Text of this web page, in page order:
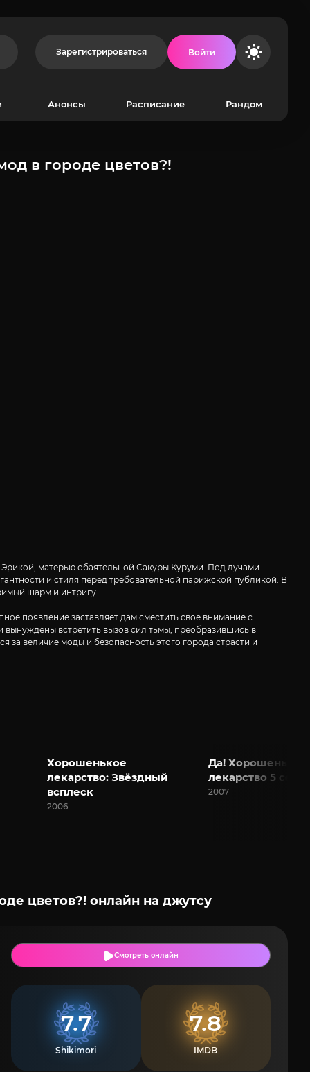
Зарегистрироваться Войти
Анонсы Расписание Рандом
в городе цветов?!
матерью обаятельной Сакуры Куруми. Под лучами
и стиля перед требовательной парижской публикой. В
шарм и интригу.
появление заставляет дам сместить свое внимание с
встретить вызов сил тьмы, преобразившись в
величие моды и безопасность этого города страсти и
Хорошенькое
лекарство: Звёздный
всплеск
2006
Да! Хорошенькое
лекарство 5
2007
цветов?! онлайн на джутсу
Смотреть онлайн
7.7
Shikimori
7.8
IMDB